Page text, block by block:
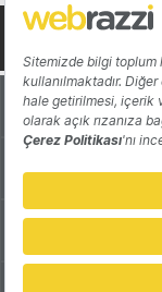
Hakkında
Katkıda